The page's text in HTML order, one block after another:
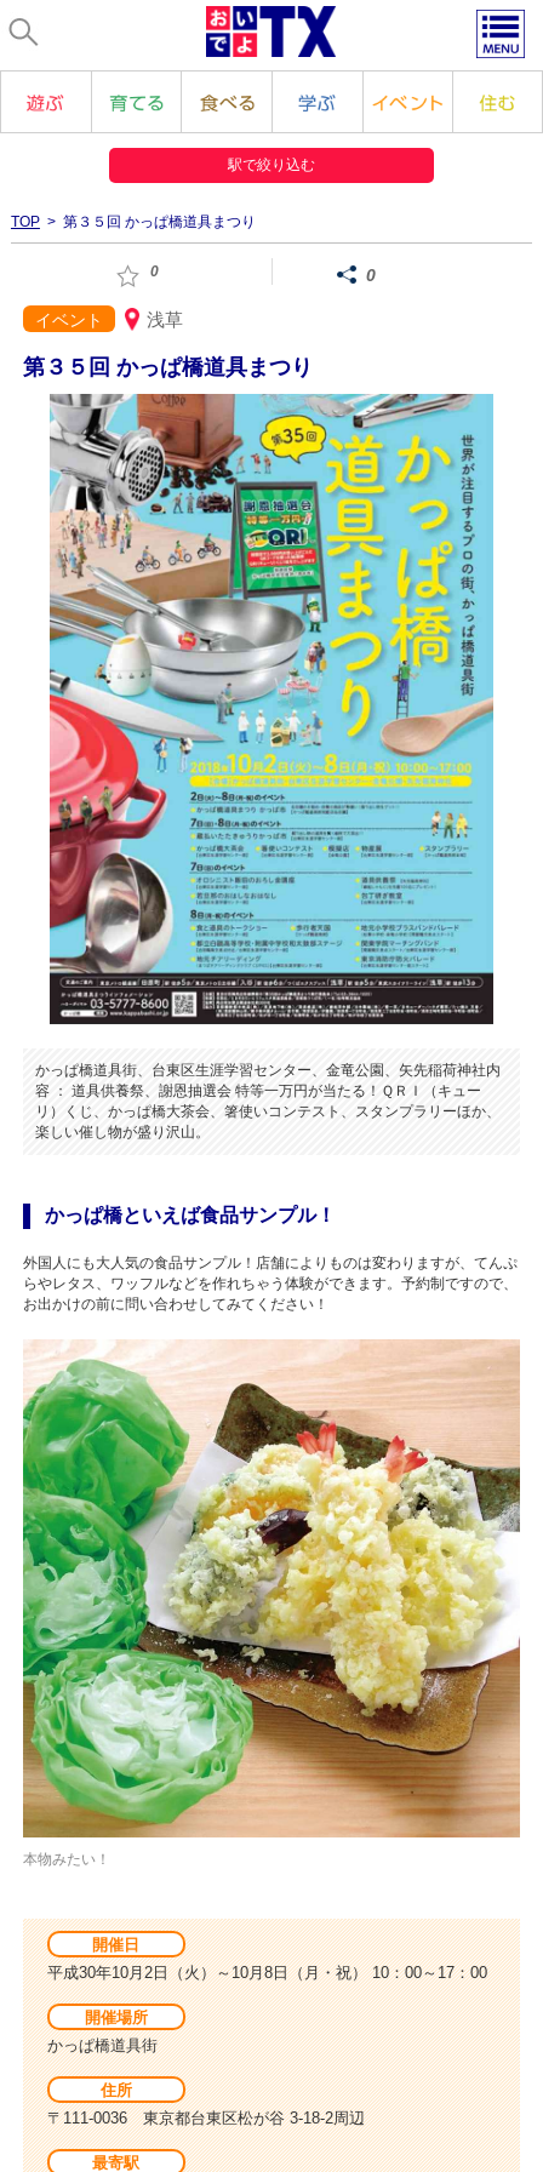
駅で絞り込む
TOP> 第３５回 かっぱ橋道具まつり
0 0
イベント 浅草
第３５回 かっぱ橋道具まつり
かっぱ橋道具街、台東区生涯学習センター、金竜公園、矢先稲荷神社内
容 ： 道具供養祭、謝恩抽選会 特等一万円が当たる！ＱＲＩ（キュー
リ）くじ、かっぱ橋大茶会、箸使いコンテスト、スタンプラリーほか、
楽しい催し物が盛り沢山。
かっぱ橋といえば食品サンプル！
外国人にも大人気の食品サンプル！店舗によりものは変わりますが、てんぷ
らやレタス、ワッフルなどを作れちゃう体験ができます。予約制ですので、
お出かけの前に問い合わせしてみてください！
本物みたい！
開催日
平成30年10月2日（火）～10月8日（月・祝） 10：00～17：00
開催場所
かっぱ橋道具街
住所
〒111-0036 東京都台東区松が谷 3-18-2周辺
最寄駅